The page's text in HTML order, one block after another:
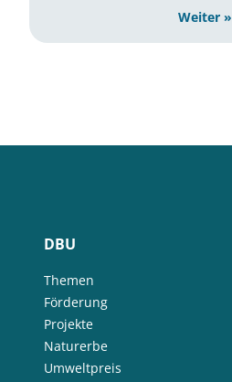
Weiter »
DBU
Themen
Förderung
Projekte
Naturerbe
Umweltpreis